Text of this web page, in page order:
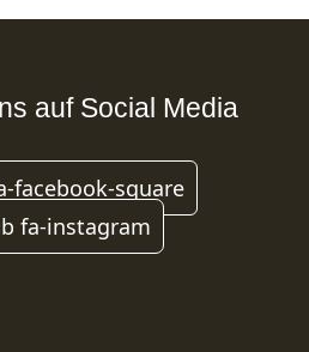
auf Social Media
facebook-square
fa-instagram